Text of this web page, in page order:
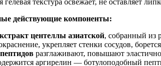
гелевая текстура освежает, не оставляет
действующие компоненты:
центеллы азиатской, собранный из
укрепляет стенки сосудов,
разглаживают, повышают
аргирелин — ботулоподобный